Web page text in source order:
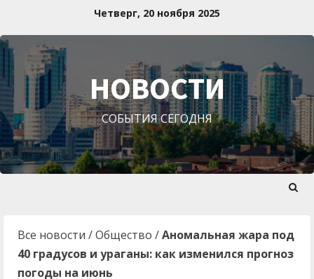
содержимому
Четверг, 20 ноября 2025
НОВОСТИ
СОБЫТИЯ СЕГОДНЯ
Все новости /Общество /Аномальная жара под
40 градусов и ураганы: как изменился прогноз
погоды на июнь